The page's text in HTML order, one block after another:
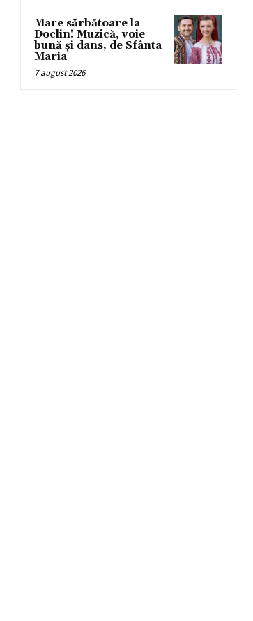
Mare sărbătoare la
Doclin! Muzică, voie
bună și dans, de Sfânta
Maria
7 august 2026